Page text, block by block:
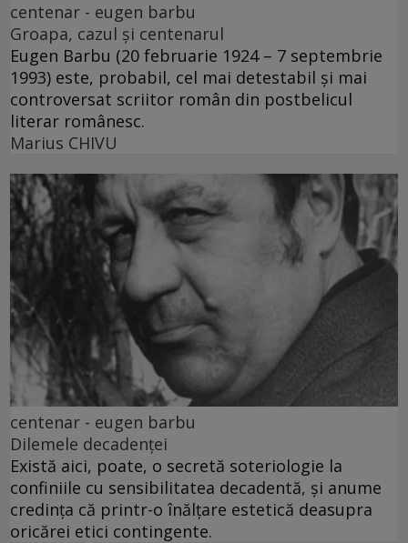
centenar - eugen barbu
Groapa, cazul și centenarul
Eugen Barbu (20 februarie 1924 – 7 septembrie
1993) este, probabil, cel mai detestabil și mai
controversat scriitor român din postbelicul
literar românesc.
Marius CHIVU
centenar - eugen barbu
Dilemele decadenței
Există aici, poate, o secretă soteriologie la
confiniile cu sensibilitatea decadentă, și anume
credința că printr-o înălțare estetică deasupra
oricărei etici contingente.